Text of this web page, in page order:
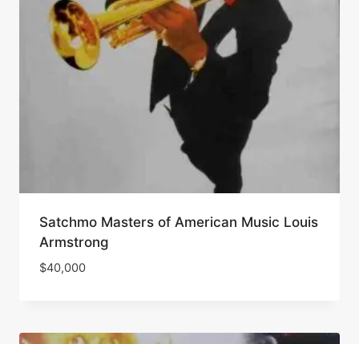
Satchmo Masters of American Music Louis
Armstrong
$40,000